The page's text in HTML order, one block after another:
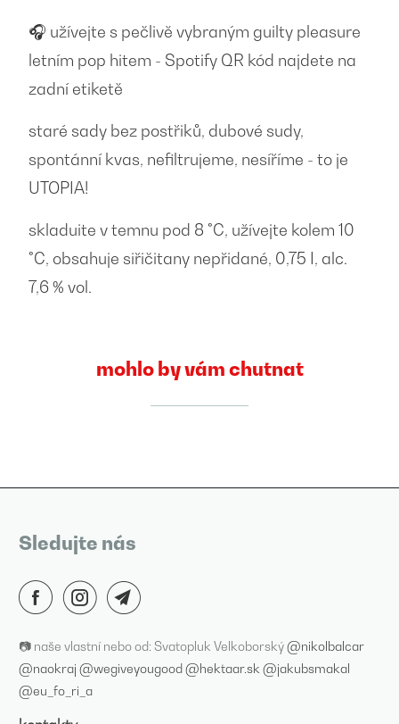
🎧 užívejte s pečlivě vybraným guilty pleasure
letním pop hitem - Spotify QR kód najdete na
zadní etiketě
staré sady bez postřiků, dubové sudy,
spontánní kvas, nefiltrujeme, nesíříme - to je
UTOPIA!
skladuite v temnu pod 8 °C, užívejte kolem 10
°C, obsahuje siřičitany nepřidané, 0,75 I, alc.
7,6 % vol.
mohlo by vám chutnat
Sledujte nás
📷 naše vlastní nebo od: Svatopluk Velkoborský@nikolbalcar
@naokraj@wegiveyougood@hektaar.sk@jakubsmakal
@eu_fo_ri_a